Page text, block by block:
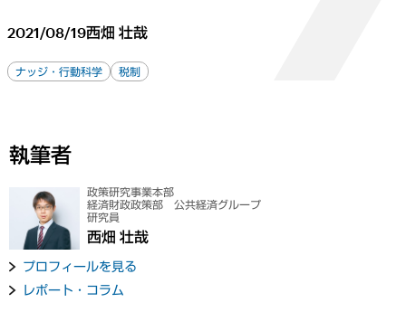
2021/08/19西畑 壮哉
ナッジ・行動科学 税制
執筆者
政策研究事業本部
経済財政政策部 公共経済グループ
研究員
西畑 壮哉
プロフィールを見る
レポート・コラム